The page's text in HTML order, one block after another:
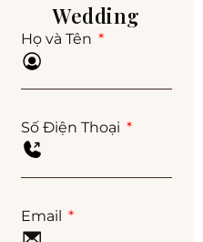
Wedding
Họ và Tên
Số Điện Thoại
Email